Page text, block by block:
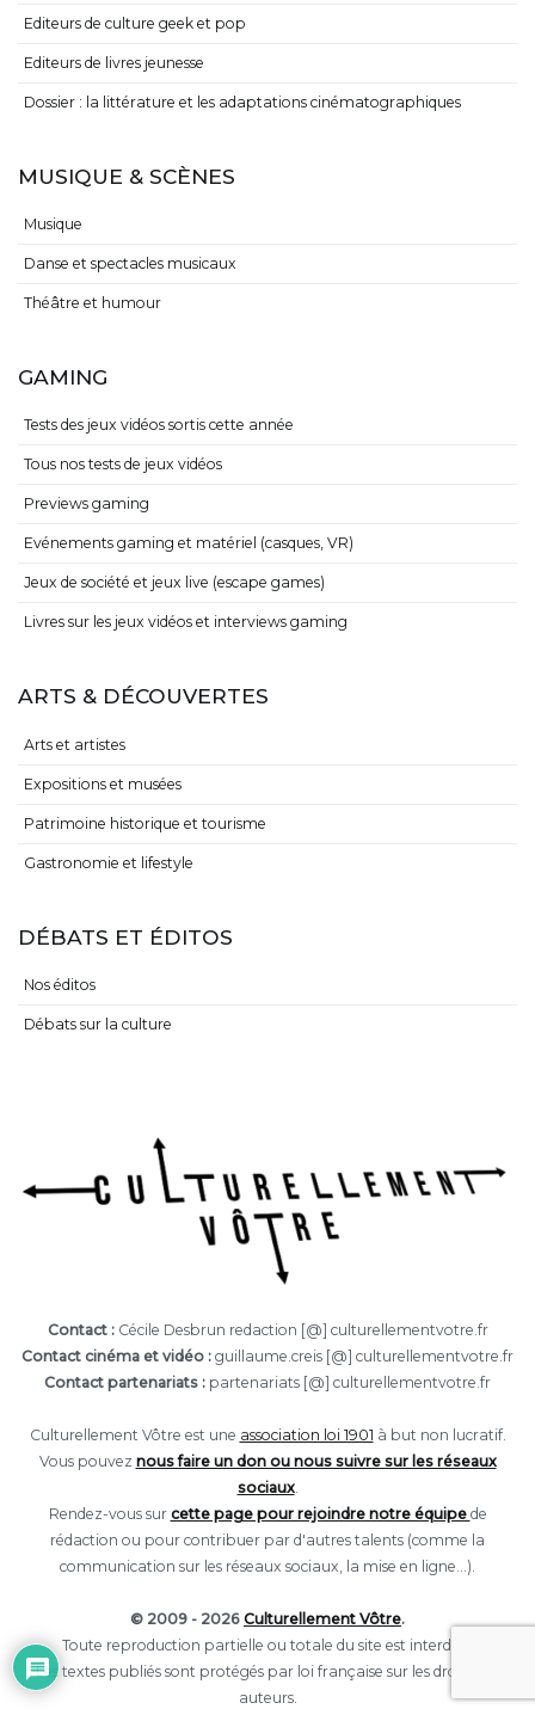
Editeurs de culture geek et pop
Editeurs de livres jeunesse
Dossier : la littérature et les adaptations cinématographiques
MUSIQUE & SCÈNES
Musique
Danse et spectacles musicaux
Théâtre et humour
GAMING
Tests des jeux vidéos sortis cette année
Tous nos tests de jeux vidéos
Previews gaming
Evénements gaming et matériel (casques, VR)
Jeux de société et jeux live (escape games)
Livres sur les jeux vidéos et interviews gaming
ARTS & DÉCOUVERTES
Arts et artistes
Expositions et musées
Patrimoine historique et tourisme
Gastronomie et lifestyle
DÉBATS ET ÉDITOS
Nos éditos
Débats sur la culture
Contact :Cécile Desbrun redaction [@] culturellementvotre.fr
Contact cinéma et vidéo : guillaume.creis [@] culturellementvotre.fr
Contact partenariats : partenariats [@] culturellementvotre.fr
Culturellement Vôtre est une association loi 1901 à but non lucratif.
Vous pouvez nous faire un don ou nous suivre sur les réseaux
sociaux.
Rendez-vous sur cette page pour rejoindre notre équipe de
rédaction ou pour contribuer par d'autres talents (comme la
communication sur les réseaux sociaux, la mise en ligne...).
© 2009 - 2026 Culturellement Vôtre.
Toute reproduction partielle ou totale du site est interdite.
Les textes publiés sont protégés par loi française sur les droits des
auteurs.